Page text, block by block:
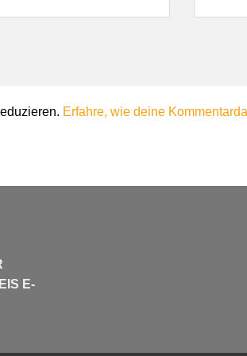
Erfahre, wie deine
E-